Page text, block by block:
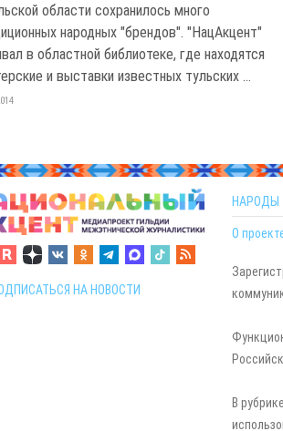
области сохранилось много
народных "брендов". "НацАкцент"
в областной библиотеке, где находятся
и выставки известных тульских ...
НА НОВОСТИ
НАРОДЫ
О
В